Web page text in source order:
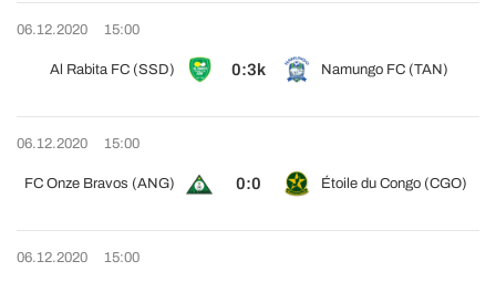
06.12.2020 15:00
Al Rabita FC (SSD) 0:3k Namungo FC (TAN)
06.12.2020 15:00
FC Onze Bravos (ANG) 0:0 Étoile du Congo (CGO)
06.12.2020 15:00